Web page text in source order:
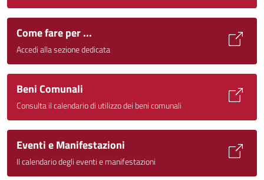
Come fare per ...
Accedi alla sezione dedicata
Beni Comunali
Consulta il calendario di utilizzo dei beni comunali
Eventi e Manifestazioni
Il calendario degli eventi e manifestazioni